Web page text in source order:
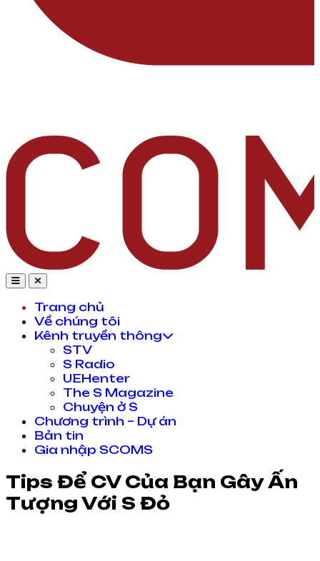
Trang chủ
Về chúng tôi
Kênh truyền thông
STV
S Radio
UEHenter
The S Magazine
Chuyện ở S
Chương trình – Dự án
Bản tin
Gia nhập SCOMS
Tips Để CV Của Bạn Gây Ấn
Tượng Với S Đỏ